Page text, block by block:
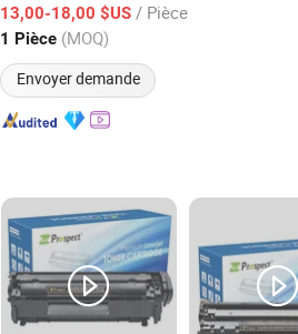
13,00-18,00 $US / Pièce
1 Pièce (MOQ)
Envoyer demande
Depuis 2024